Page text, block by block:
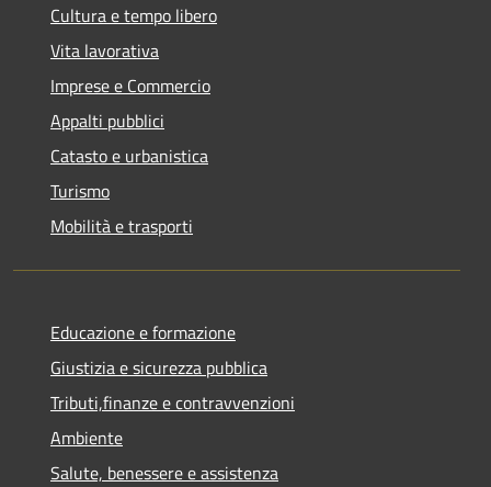
Cultura e tempo libero
Vita lavorativa
Imprese e Commercio
Appalti pubblici
Catasto e urbanistica
Turismo
Mobilità e trasporti
Educazione e formazione
Giustizia e sicurezza pubblica
Tributi,finanze e contravvenzioni
Ambiente
Salute, benessere e assistenza